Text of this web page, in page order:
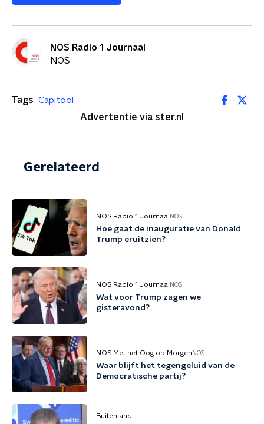
NOS Radio 1 Journaal
NOS
Tags Capitool
Advertentie via ster.nl
Gerelateerd
NOS Radio 1 Journaal NOS
Hoe gaat de inauguratie van Donald
Trump eruitzien?
NOS Radio 1 Journaal NOS
Wat voor Trump zagen we
gisteravond?
NOS Met het Oog op Morgen NOS
Waar blijft het tegengeluid van de
Democratische partij?
Buitenland